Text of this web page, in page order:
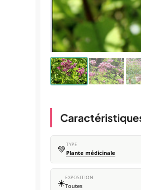
💚TYPE
Plante médicinale
☀️EXPOSITION
Toutes